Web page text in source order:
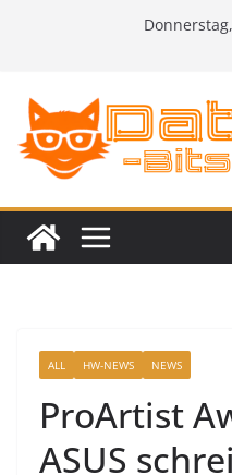
ALL HW-NEWS NEWS
ProArtist
ASUS